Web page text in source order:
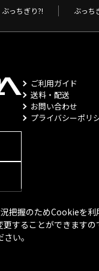
ぶっちぎり?! ぶっち
ご利用ガイド
送料・配送
お問い合わせ
プライバシーポリ
把握のためCookieを利
することができます
い。